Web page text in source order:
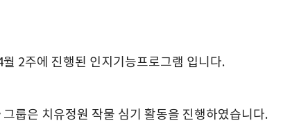
월 2주에 진행된 인지기능프로그램 입니다.
그룹은 치유정원 작물 심기 활동을 진행하였습니다.